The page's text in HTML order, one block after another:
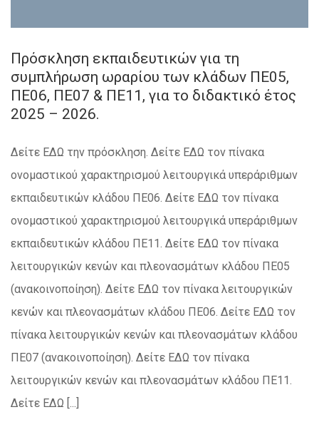
Πρόσκληση εκπαιδευτικών για τη
συμπλήρωση ωραρίου των κλάδων ΠΕ05,
ΠΕ06, ΠΕ07 & ΠΕ11, για το διδακτικό έτος
2025 – 2026.
Δείτε ΕΔΩ την πρόσκληση. Δείτε ΕΔΩ τον πίνακα
ονομαστικού χαρακτηρισμού λειτουργικά υπεράριθμων
εκπαιδευτικών κλάδου ΠΕ06. Δείτε ΕΔΩ τον πίνακα
ονομαστικού χαρακτηρισμού λειτουργικά υπεράριθμων
εκπαιδευτικών κλάδου ΠΕ11. Δείτε ΕΔΩ τον πίνακα
λειτουργικών κενών και πλεονασμάτων κλάδου ΠΕ05
(ανακοινοποίηση). Δείτε ΕΔΩ τον πίνακα λειτουργικών
κενών και πλεονασμάτων κλάδου ΠΕ06. Δείτε ΕΔΩ τον
πίνακα λειτουργικών κενών και πλεονασμάτων κλάδου
ΠΕ07 (ανακοινοποίηση). Δείτε ΕΔΩ τον πίνακα
λειτουργικών κενών και πλεονασμάτων κλάδου ΠΕ11.
Δείτε ΕΔΩ [...]